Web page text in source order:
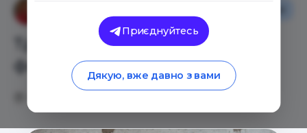
Три кроки для Школи нового
формату
Приєднуйтесь
Дякую, вже давно з вами